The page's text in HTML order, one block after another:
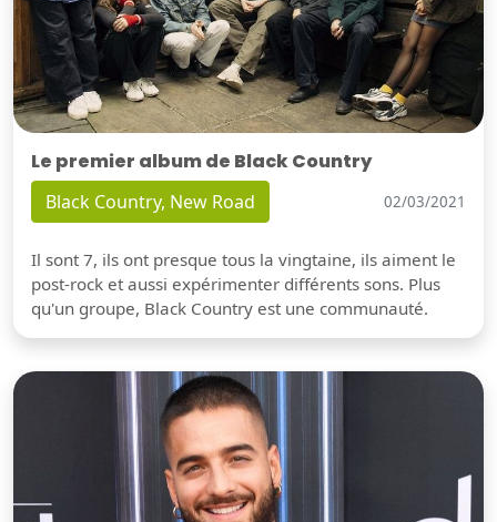
Le premier album de Black Country
Black Country, New Road 02/03/2021
Il sont 7, ils ont presque tous la vingtaine, ils aiment le
post-rock et aussi expérimenter différents sons. Plus
qu'un groupe, Black Country est une communauté.